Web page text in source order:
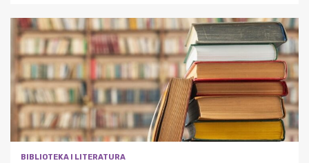
BIBLIOTEKA I LITERATURA